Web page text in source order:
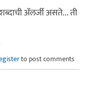
ॲलर्जी असते... ती
to post comments